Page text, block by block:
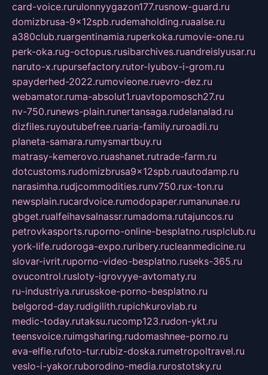
card-voice.rurulonnyygazon177.rusnow-guard.ru
domizbrusa-9x12spb.rudemaholding.ruaalse.ru
a380club.ruargentinamia.ruperkoka.rumovie-one.ru
perk-oka.rug-octopus.rusibarchives.ruandreislyusar.ru
naruto-x.rupursefactory.rutor-lyubov-i-grom.ru
spayderhed-2022.rumovieone.ruevro-dez.ru
webamator.ruma-absolut1.ruavtopomosch27.ru
nv-750.runews-plain.runertansaga.rudelanalad.ru
dizfiles.ruyoutubefree.ruaria-family.ruroadli.ru
planeta-samara.rumysmartbuy.ru
matrasy-kemerovo.ruashanet.rutrade-farm.ru
dotcustoms.rudomizbrusa9x12spb.ruautodamp.ru
narasimha.rudjcommodities.runv750.rux-ton.ru
newsplain.rucardvoice.rumodopaper.rumanunae.ru
gbget.rualfeihavsalnassr.rumadoma.rutajuncos.ru
petrovkasports.ruporno-online-besplatno.rusplclub.ru
york-life.rudoroga-expo.ruribery.rucleanmedicine.ru
slovar-ivrit.ruporno-video-besplatno.ruseks-365.ru
ovucontrol.rusloty-igrovyye-avtomaty.ru
ru-industriya.rurusskoe-porno-besplatno.ru
belgorod-day.rudigilith.rupichkurovlab.ru
medic-today.rutaksu.rucomp123.rudon-ykt.ru
teensvoice.ruimgsharing.rudomashnee-porno.ru
eva-elfie.rufoto-tur.rubiz-doska.rumetropoltravel.ru
veslo-i-yakor.ruborodino-media.rurostotsky.ru